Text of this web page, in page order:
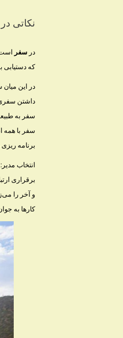
نکاتی
درسفر
كه
در این
داشتن
سفر به
سفر با همه
برنامه
انتخاب
برقراری
و آخر را
كارها به